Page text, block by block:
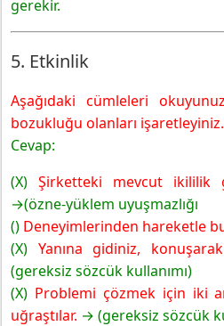
gerekir.
5. Etkinlik
Aşağıdaki cümleleri
bozukluğu olanları işaretleyiniz.
Cevap:
(X) Şirketteki mevcut ikililik
→(özne-yüklem uyuşmazlığı
() Deneyimlerinden hareketle
(X) Yanına gidiniz,
(gereksiz sözcük kullanımı)
(X) Problemi çözmek için iki
uğraştılar. → (gereksiz sözcük